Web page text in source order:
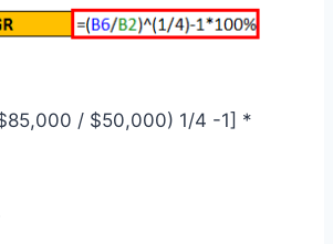
/ $50,000) 1/4 -1] *